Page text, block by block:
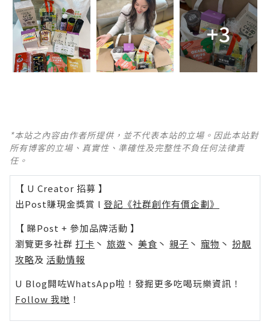
+3
*本站之內容由作者所提供，並不代表本站的立場。因此本站對
所有博客的立場、真實性、準確性及完整性不負任何法律責
任。
【 U Creator 招募 】
出Post賺現金獎賞 l 登記《社群創作有價企劃》
【 睇Post + 參加品牌活動 】
瀏覽更多社群 打卡 丶 旅遊 丶 美食 丶 親子 丶 寵物 丶 扮靚
攻略及 活動情報
U Blog開咗WhatsApp啦！發掘更多吃喝玩樂資訊！
Follow 我哋 ！